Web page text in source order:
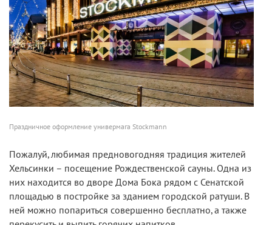
Праздничное оформление универмага Stockmann
Пожалуй, любимая предновогодняя традиция жителей
Хельсинки – посещение Рождественской сауны. Одна из
них находится во дворе Дома Бока рядом с Сенатской
площадью в постройке за зданием городской ратуши. В
ней можно попариться совершенно бесплатно, а также